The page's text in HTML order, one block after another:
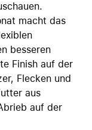
macht das
besseren
Finish auf der
Flecken und
aus
auf der